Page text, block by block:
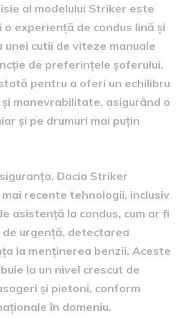
al modelului Striker este
experiență de condus lină și
unei cutii de viteze manuale
de preferințele șoferului.
pentru a oferi un echilibru
manevrabilitate, asigurând o
și pe drumuri mai puțin
Dacia Striker
recente tehnologii, inclusiv
asistență la condus, cum ar fi
urgență, detectarea
la menținerea benzii. Aceste
la un nivel crescut de
și pietoni, conform
în domeniu.